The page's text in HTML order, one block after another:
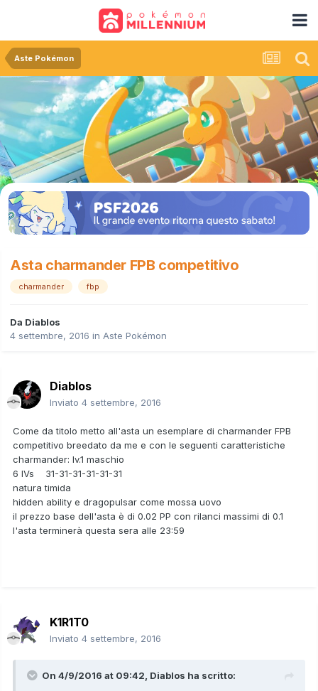
Aste Pokémon
Asta charmander FPB competitivo
charmander fbp
Da Diablos
4 settembre, 2016 in Aste Pokémon
Diablos
Inviato 4 settembre, 2016
Come da titolo metto all'asta un esemplare di charmander FPB
competitivo breedato da me e con le seguenti caratteristiche
charmander: lv.1 maschio
6 IVs 31-31-31-31-31-31
natura timida
hidden ability e dragopulsar come mossa uovo
il prezzo base dell'asta è di 0.02 PP con rilanci massimi di 0.1
l'asta terminerà questa sera alle 23:59
K1R1T0
Inviato 4 settembre, 2016
On 4/9/2016 at 09:42, Diablos ha scritto: